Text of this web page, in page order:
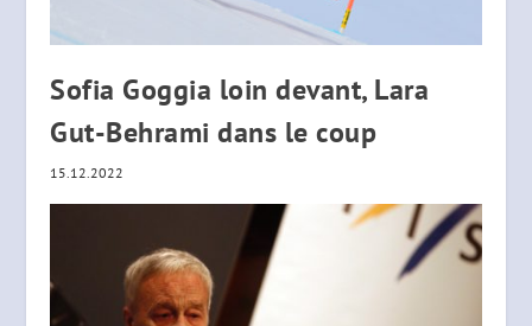
Sofia Goggia loin devant, Lara
Gut-Behrami dans le coup
15.12.2022